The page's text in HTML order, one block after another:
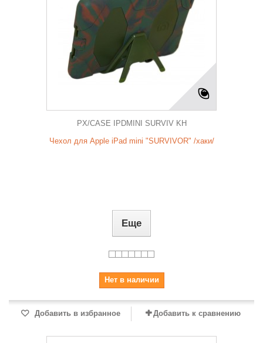
PX/CASE IPDMINI SURVIV KH
Чехол для Apple iPad mini "SURVIVOR" /хаки/
Еще
Нет в наличии
Добавить в избранное Добавить к сравнению